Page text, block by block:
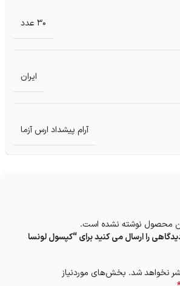
30 عدد
ایران
آرام پیشداد ارس آزما
محصول نوشته نشده است.
را ارسال می کنید برای “کپسول لونسا
نخواهد شد. بخش‌های موردنیاز